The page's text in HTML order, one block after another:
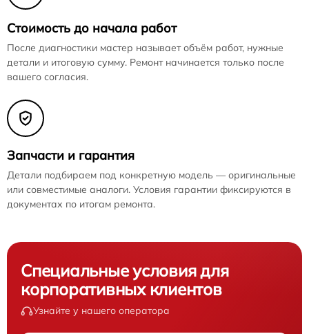
Стоимость до начала работ
После диагностики мастер называет объём работ, нужные
детали и итоговую сумму. Ремонт начинается только после
вашего согласия.
Запчасти и гарантия
Детали подбираем под конкретную модель — оригинальные
или совместимые аналоги. Условия гарантии фиксируются в
документах по итогам ремонта.
Специальные условия для
корпоративных клиентов
Узнайте у нашего оператора